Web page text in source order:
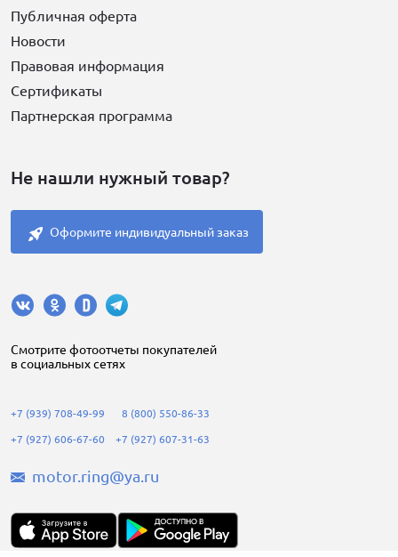
Публичная оферта
Новости
Правовая информация
Сертификаты
Партнерская программа
Не нашли нужный товар?
Оформите индивидуальный заказ
Cмотрите фотоотчеты покупателей
в социальных сетях
+7 (939) 708-49-99
+7 (927) 606-67-60
8 (800) 550-86-33
+7 (927) 607-31-63
motor.ring@ya.ru